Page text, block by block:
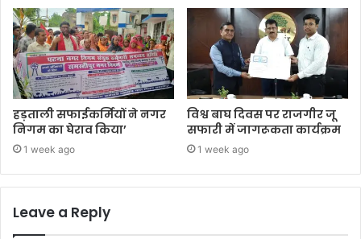
हड़ताली सफाईकर्मियों ने नगर
निगम का घेराव किया’
1 week ago
विश्व बाघ दिवस पर राजगीर जू
सफारी में जागरूकता कार्यक्रम
1 week ago
Leave a Reply